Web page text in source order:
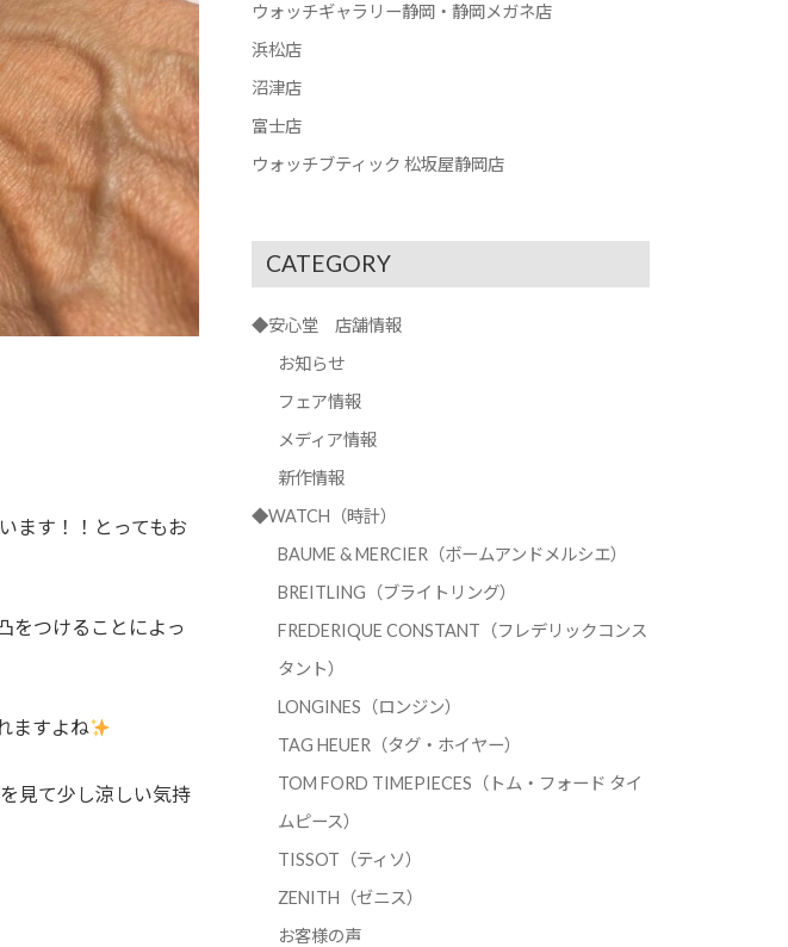
ます！！とってもお
をつけることによっ
ますよね
見て少し涼しい気持
ウォッチギャラリー静岡・静岡メガネ店
浜松店
沼津店
富士店
ウォッチブティック 松坂屋静岡店
CATEGORY
◆安心堂 店舗情報
お知らせ
フェア情報
メディア情報
新作情報
◆WATCH（時計）
BAUME & MERCIER（ボームアンドメルシエ）
BREITLING（ブライトリング）
FREDERIQUE CONSTANT（フレデリックコンス
タント）
LONGINES（ロンジン）
TAG HEUER（タグ・ホイヤー）
TOM FORD TIMEPIECES（トム・フォード タイ
ムピース）
TISSOT（ティソ）
ZENITH（ゼニス）
お客様の声